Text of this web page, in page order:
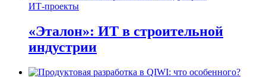
ИТ-проекты
«Эталон»: ИТ в строительной
индустрии